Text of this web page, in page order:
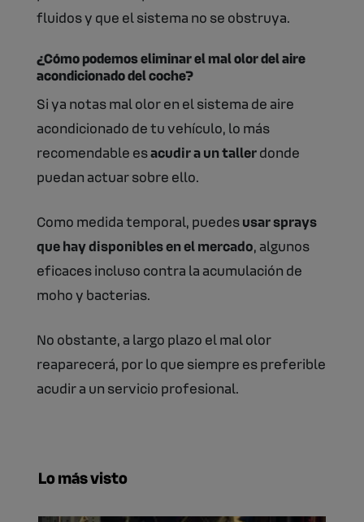
fluidos y que el sistema no se obstruya.
¿Cómo podemos eliminar el mal olor del aire
acondicionado del coche?
Si ya notas mal olor en el sistema de aire
acondicionado de tu vehículo, lo más
recomendable esacudir a un tallerdonde
puedan actuar sobre ello.
Como medida temporal, puedesusar sprays
que hay disponibles en el mercado, algunos
eficaces incluso contra la acumulación de
moho y bacterias.
No obstante, a largo plazo el mal olor
reaparecerá, por lo que siempre es preferible
acudir a un servicio profesional.
Lo más visto